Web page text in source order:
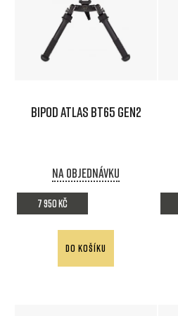
BIPOD ATLAS BT65 Gen2
Na objednávku
7 950 Kč
DO KOŠÍKU